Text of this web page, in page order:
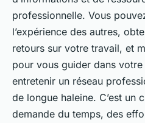
professionnelle. Vous
l’expérience des autres,
retours sur votre travail, et
pour vous guider dans
entretenir un réseau
de longue haleine. C’est un
demande du temps, des